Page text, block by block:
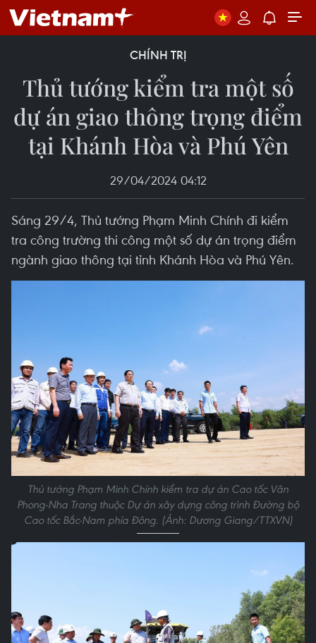
CHÍNH TRỊ
Thủ tướng kiểm tra một số
dự án giao thông trọng điểm
tại Khánh Hòa và Phú Yên
29/04/2024 04:12
Sáng 29/4, Thủ tướng Phạm Minh Chính đi kiểm
tra công trường thi công một số dự án trọng điểm
ngành giao thông tại tỉnh Khánh Hòa và Phú Yên.
Thủ tướng Phạm Minh Chính kiểm tra dự án Cao tốc Vân
Phong-Nha Trang thuộc Dự án xây dựng công trình Đường bộ
Cao tốc Bắc-Nam phía Đông. (Ảnh: Dương Giang/TTXVN)